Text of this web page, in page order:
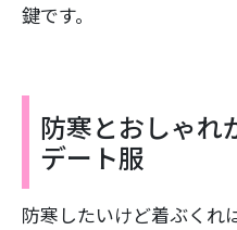
鍵です。
防寒とおしゃれ
デート服
防寒したいけど着ぶくれ